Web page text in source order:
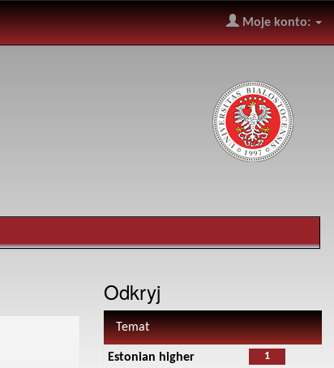
Moje konto:
Odkryj
Temat
1
Estonian higher